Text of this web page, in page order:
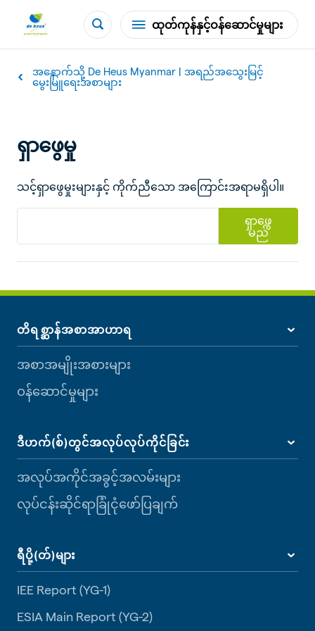
ထုတ်ကုန်နှင့်ဝန်ဆောင်မှုများ
အနောက်သို့ De Heus Myanmar | အရည်အသွေးမြင့်
မွေးမြူရေးအစာများ
ရှာဖွေမှု
သင့်ရှာဖွေမှုးများနှင့် ကိုက်ညီသော အကြောင်းအရာမရှိပါ။
ရှာဖွေ
မည်
တိရစ္ဆာန်အစာအာဟာရ
အစာအမျိုးအစားများ
ဝန်ဆောင်မှုများ
ဒီဟက်(စ်)တွင်အလုပ်လုပ်ကိုင်ခြင်း
အလုပ်အကိုင်အခွင့်အလမ်းများ
လုပ်ငန်းဆိုင်ရာခြုံငုံဖော်ပြချက်
ရီပို့(တ်)များ
IEE Report (YG-1)
ESIA Main Report (YG-2)